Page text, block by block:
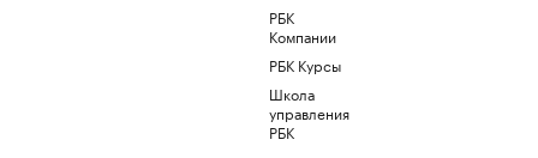
РБК
Компании
РБК Курсы
Школа
управления
РБК